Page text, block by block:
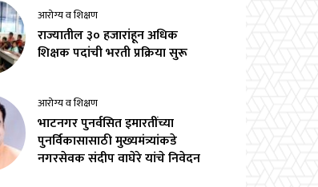
आरोग्य व शिक्षण
राज्यातील ३० हजारांहून अधिक
शिक्षक पदांची भरती प्रक्रिया सुरू
आरोग्य व शिक्षण
भाटनगर पुनर्वसित इमारतींच्या
पुनर्विकासासाठी मुख्यमंत्र्यांकडे
नगरसेवक संदीप वाघेरे यांचे निवेदन